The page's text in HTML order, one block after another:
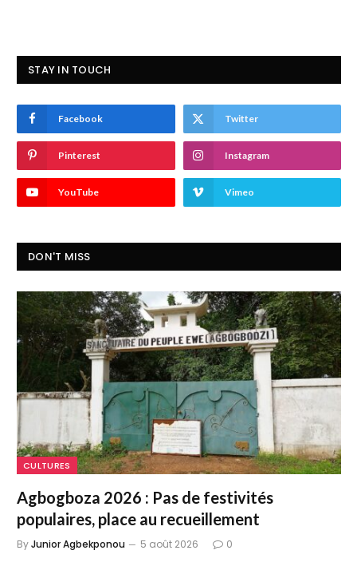
STAY IN TOUCH
Facebook Twitter
Pinterest Instagram
YouTube Vimeo
DON'T MISS
CULTURES
Agbogboza 2026 : Pas de festivités
populaires, place au recueillement
ByJunior Agbekponou 5 août 2026 0